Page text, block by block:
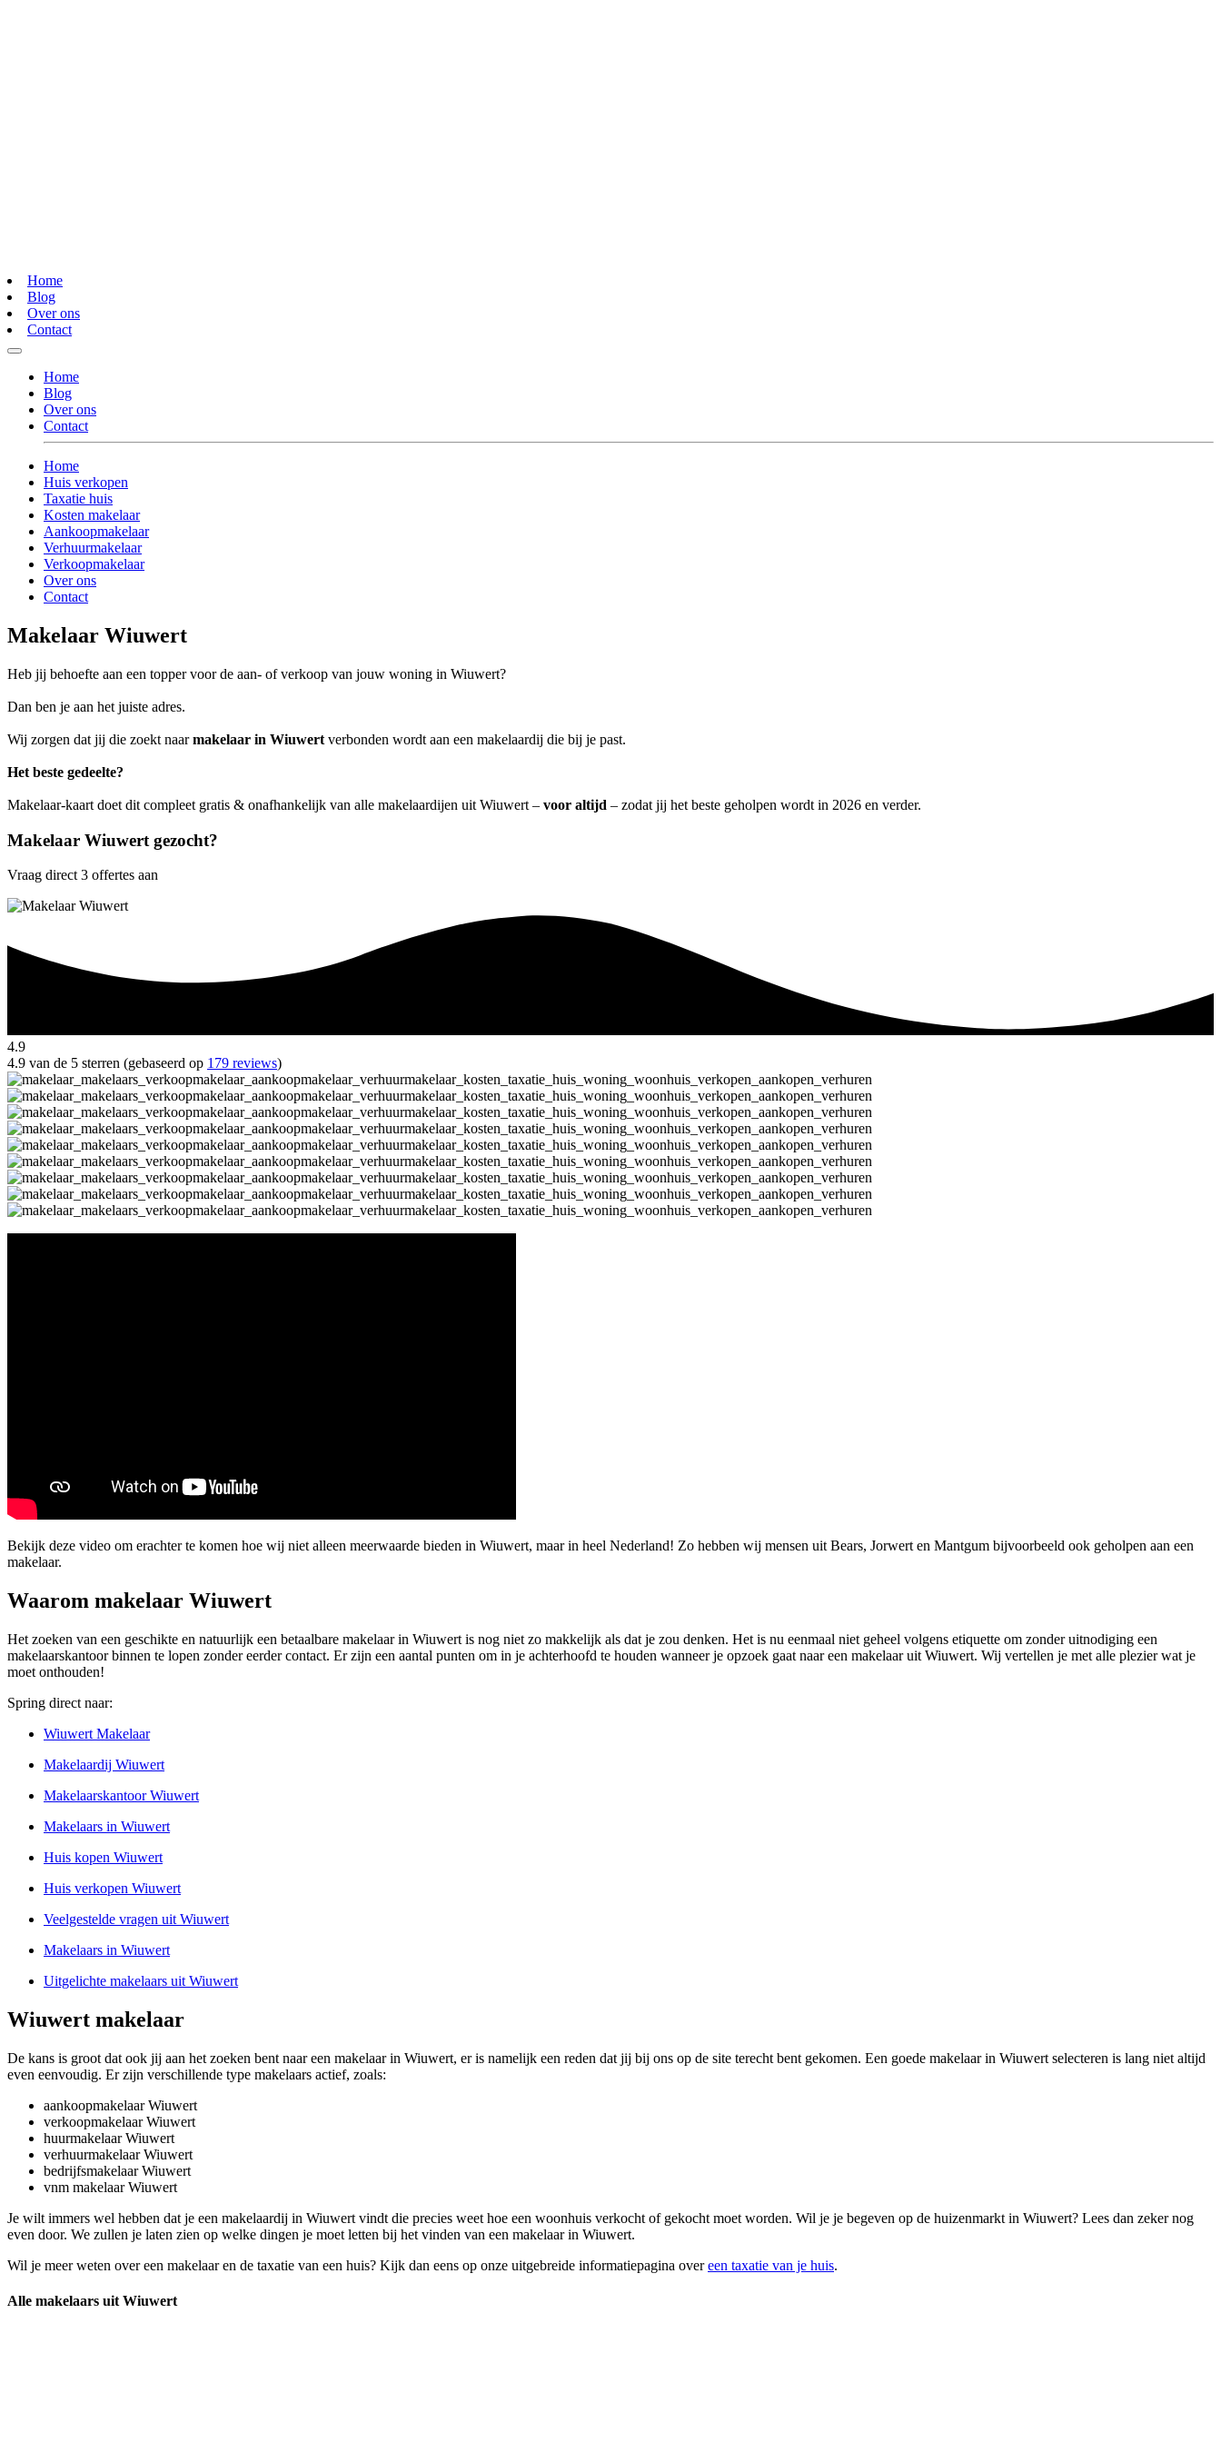
Home
Blog
Over ons
Contact
Home
Blog
Over ons
Contact
Home
Huis verkopen
Taxatie huis
Kosten makelaar
Aankoopmakelaar
Verhuurmakelaar
Verkoopmakelaar
Over ons
Contact
Makelaar Wiuwert
Heb jij behoefte aan een topper voor de aan- of verkoop van jouw woning in Wiuwert?
Dan ben je aan het juiste adres.
Wij zorgen dat jij die zoekt naarmakelaar in Wiuwert verbonden wordt aan een makelaardij die bij je past.
Het beste gedeelte?
Makelaar-kaart doet dit compleet gratis & onafhankelijk van alle makelaardijen uit Wiuwert – voor altijd – zodat jij het beste geholpen wordt in 2026 en verder.
Makelaar Wiuwert gezocht?
Vraag direct 3 offertes aan
4.9
4.9 van de 5 sterren (gebaseerd op 179 reviews)
Bekijk deze video om erachter te komen hoe wij niet alleen meerwaarde bieden in Wiuwert, maar in heel Nederland! Zo hebben wij mensen uit Bears, Jorwert en Mantgum bijvoorbeeld ook geholpen aan een
makelaar.
Waarom makelaar Wiuwert
Het zoeken van een geschikte en natuurlijk een betaalbare makelaar in Wiuwert is nog niet zo makkelijk als dat je zou denken. Het is nu eenmaal niet geheel volgens etiquette om zonder uitnodiging een
makelaarskantoor binnen te lopen zonder eerder contact. Er zijn een aantal punten om in je achterhoofd te houden wanneer je opzoek gaat naar een makelaar uit Wiuwert. Wij vertellen je met alle plezier wat je
moet onthouden!
Spring direct naar:
Wiuwert Makelaar
Makelaardij Wiuwert
Makelaarskantoor Wiuwert
Makelaars in Wiuwert
Huis kopen Wiuwert
Huis verkopen Wiuwert
Veelgestelde vragen uit Wiuwert
Makelaars in Wiuwert
Uitgelichte makelaars uit Wiuwert
Wiuwert makelaar
De kans is groot dat ook jij aan het zoeken bent naar een makelaar in Wiuwert, er is namelijk een reden dat jij bij ons op de site terecht bent gekomen. Een goede makelaar in Wiuwert selecteren is lang niet altijd
even eenvoudig. Er zijn verschillende type makelaars actief, zoals:
aankoopmakelaar Wiuwert
verkoopmakelaar Wiuwert
huurmakelaar Wiuwert
verhuurmakelaar Wiuwert
bedrijfsmakelaar Wiuwert
vnm makelaar Wiuwert
Je wilt immers wel hebben dat je een makelaardij in Wiuwert vindt die precies weet hoe een woonhuis verkocht of gekocht moet worden. Wil je je begeven op de huizenmarkt in Wiuwert? Lees dan zeker nog
even door. We zullen je laten zien op welke dingen je moet letten bij het vinden van een makelaar in Wiuwert.
Wil je meer weten over een makelaar en de taxatie van een huis? Kijk dan eens op onze uitgebreide informatiepagina overeen taxatie van je huis.
Alle makelaars uit Wiuwert